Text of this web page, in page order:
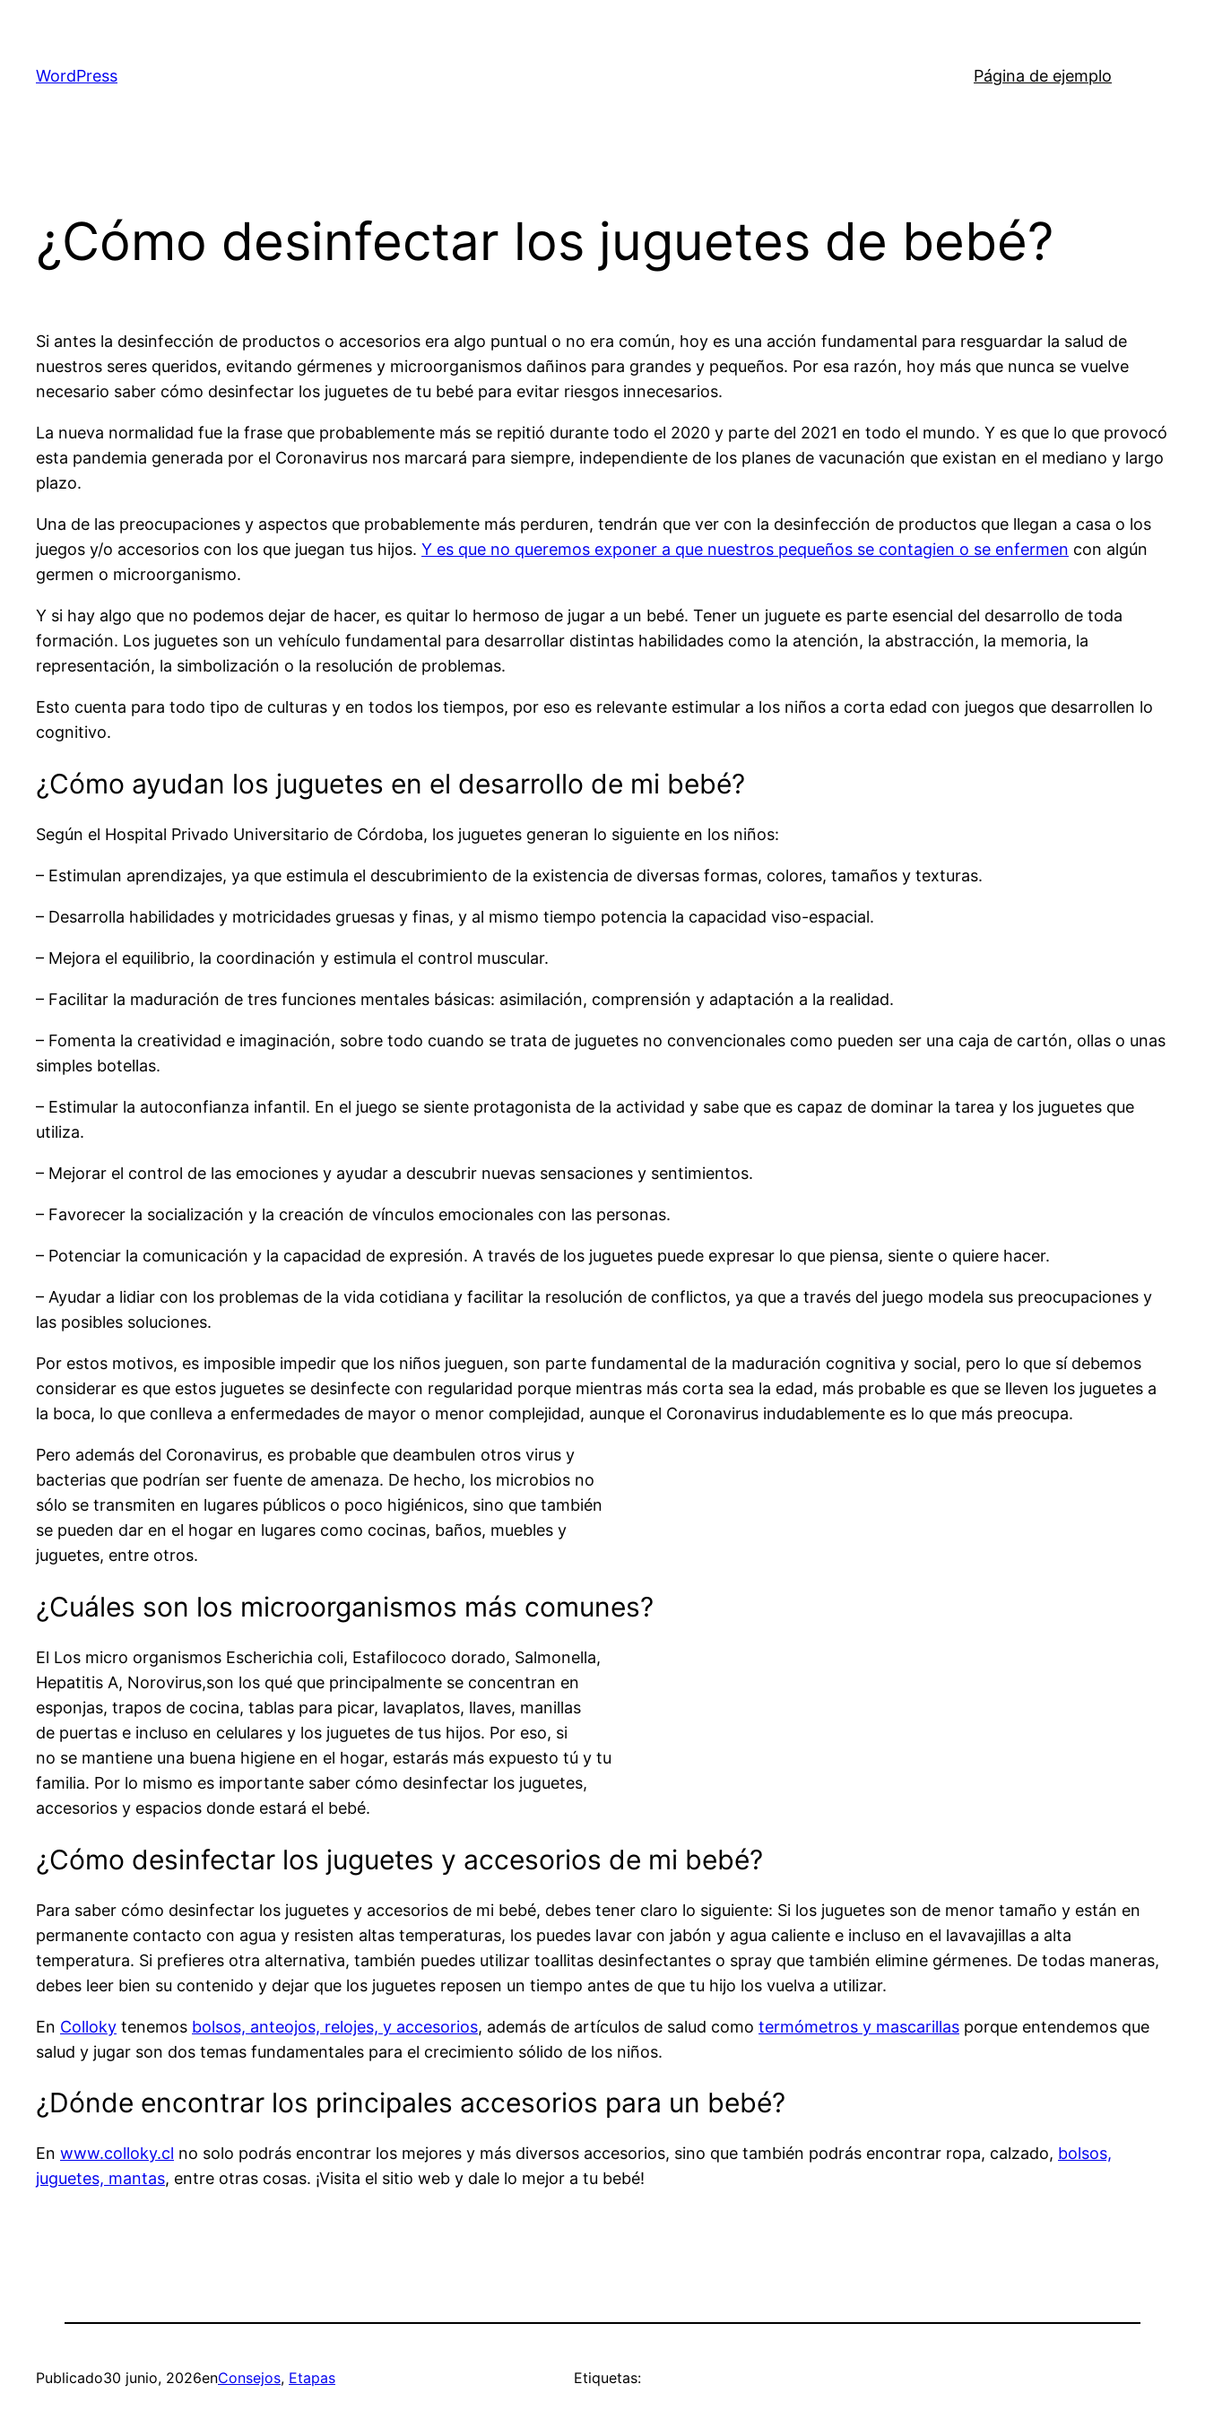
contenido
WordPress Página de ejemplo
¿Cómo desinfectar los juguetes de bebé?
Si antes la desinfección de productos o accesorios era algo puntual o no era común, hoy es una acción fundamental para resguardar la salud de
nuestros seres queridos, evitando gérmenes y microorganismos dañinos para grandes y pequeños. Por esa razón, hoy más que nunca se vuelve
necesario saber cómo desinfectar los juguetes de tu bebé para evitar riesgos innecesarios.
La nueva normalidad fue la frase que probablemente más se repitió durante todo el 2020 y parte del 2021 en todo el mundo. Y es que lo que provocó
esta pandemia generada por el Coronavirus nos marcará para siempre, independiente de los planes de vacunación que existan en el mediano y largo
plazo.
Una de las preocupaciones y aspectos que probablemente más perduren, tendrán que ver con la desinfección de productos que llegan a casa o los
juegos y/o accesorios con los que juegan tus hijos. Y es que no queremos exponer a que nuestros pequeños se contagien o se enfermen con algún
germen o microorganismo.
Y si hay algo que no podemos dejar de hacer, es quitar lo hermoso de jugar a un bebé. Tener un juguete es parte esencial del desarrollo de toda
formación. Los juguetes son un vehículo fundamental para desarrollar distintas habilidades como la atención, la abstracción, la memoria, la
representación, la simbolización o la resolución de problemas.
Esto cuenta para todo tipo de culturas y en todos los tiempos, por eso es relevante estimular a los niños a corta edad con juegos que desarrollen lo
cognitivo.
¿Cómo ayudan los juguetes en el desarrollo de mi bebé?
Según el Hospital Privado Universitario de Córdoba, los juguetes generan lo siguiente en los niños:
– Estimulan aprendizajes, ya que estimula el descubrimiento de la existencia de diversas formas, colores, tamaños y texturas.
– Desarrolla habilidades y motricidades gruesas y finas, y al mismo tiempo potencia la capacidad viso-espacial.
– Mejora el equilibrio, la coordinación y estimula el control muscular.
– Facilitar la maduración de tres funciones mentales básicas: asimilación, comprensión y adaptación a la realidad.
– Fomenta la creatividad e imaginación, sobre todo cuando se trata de juguetes no convencionales como pueden ser una caja de cartón, ollas o unas
simples botellas.
– Estimular la autoconfianza infantil. En el juego se siente protagonista de la actividad y sabe que es capaz de dominar la tarea y los juguetes que
utiliza.
– Mejorar el control de las emociones y ayudar a descubrir nuevas sensaciones y sentimientos.
– Favorecer la socialización y la creación de vínculos emocionales con las personas.
– Potenciar la comunicación y la capacidad de expresión. A través de los juguetes puede expresar lo que piensa, siente o quiere hacer.
– Ayudar a lidiar con los problemas de la vida cotidiana y facilitar la resolución de conflictos, ya que a través del juego modela sus preocupaciones y
las posibles soluciones.
Por estos motivos, es imposible impedir que los niños jueguen, son parte fundamental de la maduración cognitiva y social, pero lo que sí debemos
considerar es que estos juguetes se desinfecte con regularidad porque mientras más corta sea la edad, más probable es que se lleven los juguetes a
la boca, lo que conlleva a enfermedades de mayor o menor complejidad, aunque el Coronavirus indudablemente es lo que más preocupa.
Pero además del Coronavirus, es probable que deambulen otros virus y
bacterias que podrían ser fuente de amenaza. De hecho, los microbios no
sólo se transmiten en lugares públicos o poco higiénicos, sino que también
se pueden dar en el hogar en lugares como cocinas, baños, muebles y
juguetes, entre otros.
¿Cuáles son los microorganismos más comunes?
El Los micro organismos Escherichia coli, Estafilococo dorado, Salmonella,
Hepatitis A, Norovirus,son los qué que principalmente se concentran en
esponjas, trapos de cocina, tablas para picar, lavaplatos, llaves, manillas
de puertas e incluso en celulares y los juguetes de tus hijos. Por eso, si
no se mantiene una buena higiene en el hogar, estarás más expuesto tú y tu
familia. Por lo mismo es importante saber cómo desinfectar los juguetes,
accesorios y espacios donde estará el bebé.
¿Cómo desinfectar los juguetes y accesorios de mi bebé?
Para saber cómo desinfectar los juguetes y accesorios de mi bebé, debes tener claro lo siguiente: Si los juguetes son de menor tamaño y están en
permanente contacto con agua y resisten altas temperaturas, los puedes lavar con jabón y agua caliente e incluso en el lavavajillas a alta
temperatura. Si prefieres otra alternativa, también puedes utilizar toallitas desinfectantes o spray que también elimine gérmenes. De todas maneras,
debes leer bien su contenido y dejar que los juguetes reposen un tiempo antes de que tu hijo los vuelva a utilizar.
En Colloky tenemos bolsos, anteojos, relojes, y accesorios, además de artículos de salud como termómetros y mascarillas porque entendemos que
salud y jugar son dos temas fundamentales para el crecimiento sólido de los niños.
¿Dónde encontrar los principales accesorios para un bebé?
En www.colloky.cl no solo podrás encontrar los mejores y más diversos accesorios, sino que también podrás encontrar ropa, calzado, bolsos,
juguetes, mantas, entre otras cosas. ¡Visita el sitio web y dale lo mejor a tu bebé!
Publicado30 junio, 2026enConsejos, Etapas Etiquetas: